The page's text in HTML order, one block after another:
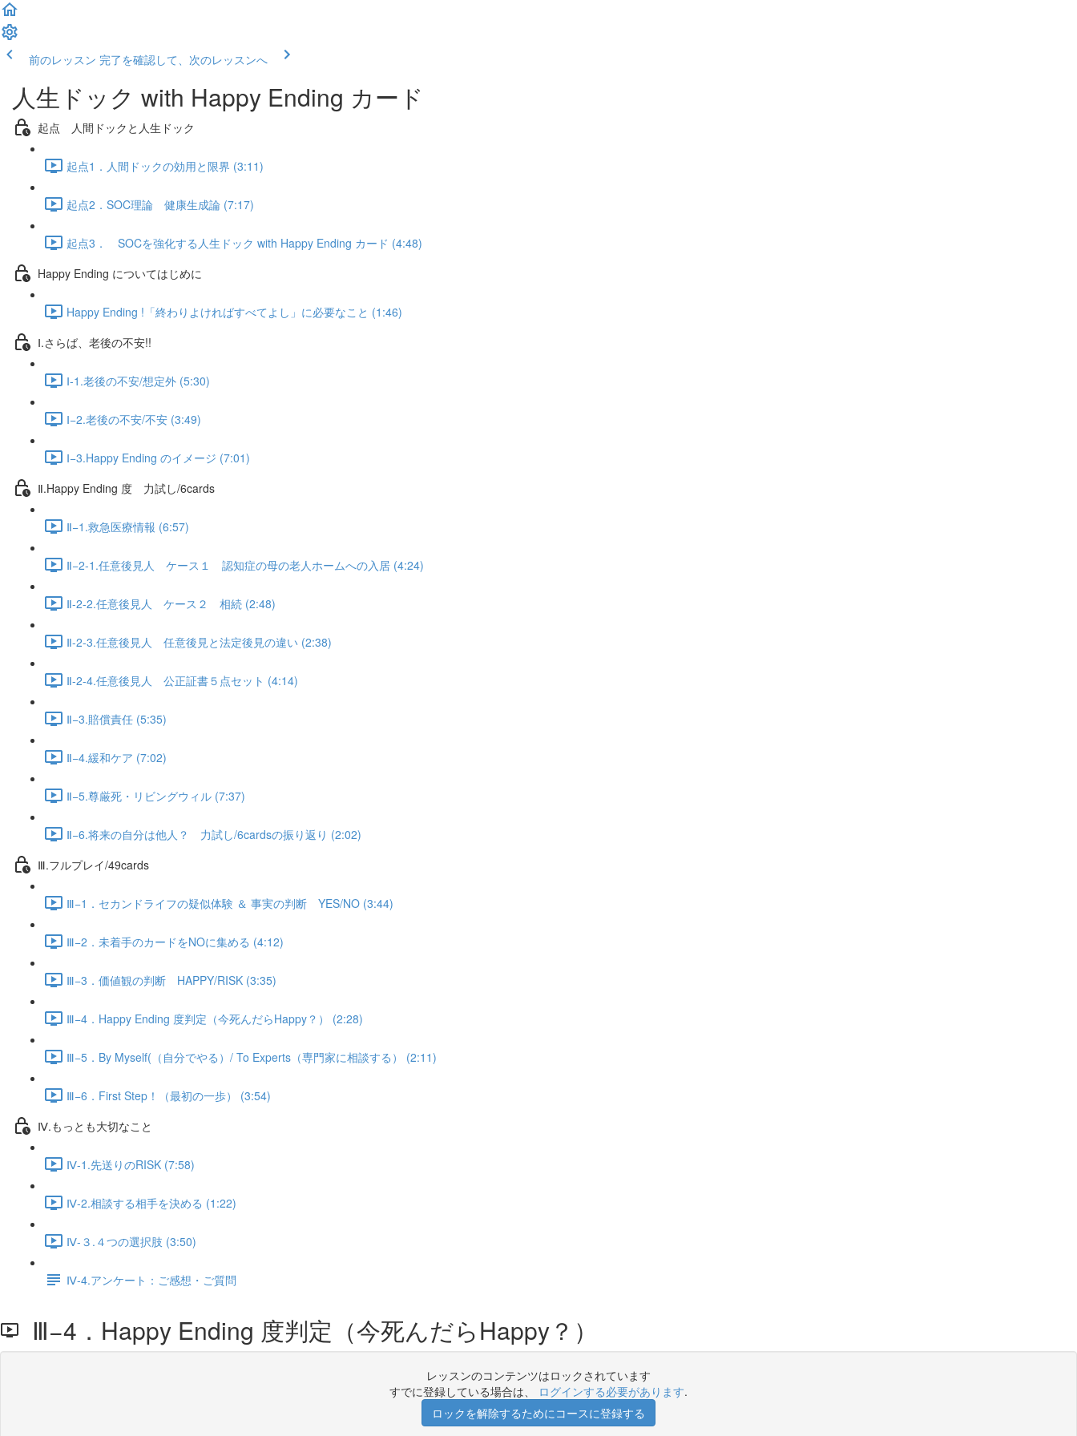
前のレッスン 完了を確認して、次のレッスンへ
人生ドック with Happy Ending カード
起点 人間ドックと人生ドック
起点1．人間ドックの効用と限界 (3:11)
起点2．SOC理論 健康生成論 (7:17)
起点3． SOCを強化する人生ドック with Happy Ending カード (4:48)
Happy Ending についてはじめに
Happy Ending !「終わりよければすべてよし」に必要なこと (1:46)
Ⅰ.さらば、老後の不安!!
Ⅰ-1.老後の不安/想定外 (5:30)
Ⅰ−2.老後の不安/不安 (3:49)
Ⅰ−3.Happy Ending のイメージ (7:01)
Ⅱ.Happy Ending 度 力試し/6cards
Ⅱ−1.救急医療情報 (6:57)
Ⅱ−2-1.任意後見人 ケース１ 認知症の母の老人ホームへの入居 (4:24)
Ⅱ-2-2.任意後見人 ケース２ 相続 (2:48)
Ⅱ-2-3.任意後見人 任意後見と法定後見の違い (2:38)
Ⅱ-2-4.任意後見人 公正証書５点セット (4:14)
Ⅱ−3.賠償責任 (5:35)
Ⅱ−4.緩和ケア (7:02)
Ⅱ−5.尊厳死・リビングウィル (7:37)
Ⅱ−6.将来の自分は他人？ 力試し/6cardsの振り返り (2:02)
Ⅲ.フルプレイ/49cards
Ⅲ−1．セカンドライフの疑似体験 ＆ 事実の判断 YES/NO (3:44)
Ⅲ−2．未着手のカードをNOに集める (4:12)
Ⅲ−3．価値観の判断 HAPPY/RISK (3:35)
Ⅲ−4．Happy Ending 度判定（今死んだらHappy？） (2:28)
Ⅲ−5．By Myself(（自分でやる）/ To Experts（専門家に相談する） (2:11)
Ⅲ−6．First Step！（最初の一歩） (3:54)
Ⅳ.もっとも大切なこと
Ⅳ-1.先送りのRISK (7:58)
Ⅳ-2.相談する相手を決める (1:22)
Ⅳ-３.４つの選択肢 (3:50)
Ⅳ-4.アンケート：ご感想・ご質問
Ⅲ−4．Happy Ending 度判定（今死んだらHappy？）
レッスンのコンテンツはロックされています
すでに登録している場合は、 ログインする必要があります.
ロックを解除するためにコースに登録する